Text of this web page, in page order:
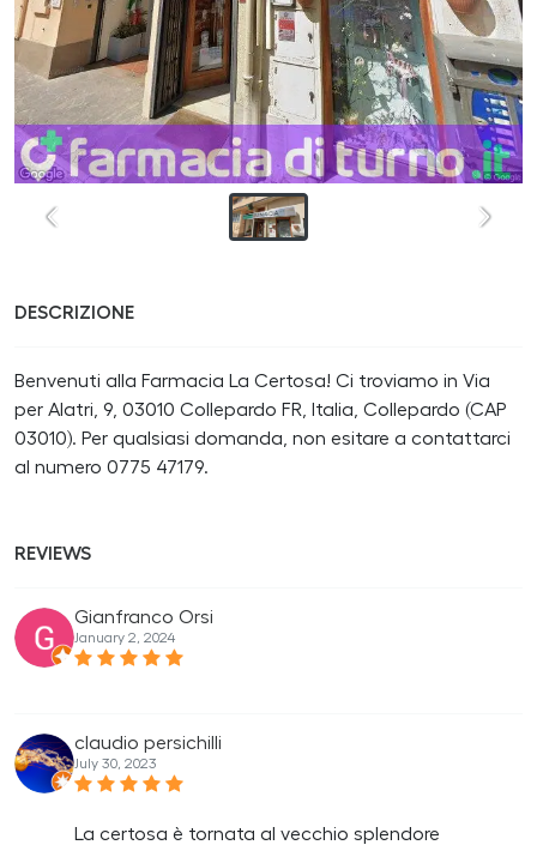
DESCRIZIONE
Benvenuti alla Farmacia La Certosa! Ci troviamo in Via
per Alatri, 9, 03010 Collepardo FR, Italia, Collepardo (CAP
03010). Per qualsiasi domanda, non esitare a contattarci
al numero 0775 47179.
REVIEWS
Gianfranco Orsi
January 2, 2024
claudio persichilli
July 30, 2023
La certosa è tornata al vecchio splendore